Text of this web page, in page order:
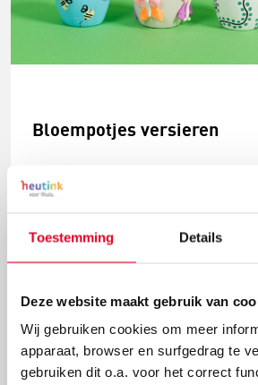
Toestemming Details
Deze website maakt gebruik van
Wij gebruiken cookies om meer
apparaat, browser en surfgedrag te
gebruiken dit o.a. voor het correct
Bloempotjes versieren
tevoorschijn. Met deze schattige
Ga jij de potjes verven met
acrylmarkers of beplakken met Silk
Lees meer